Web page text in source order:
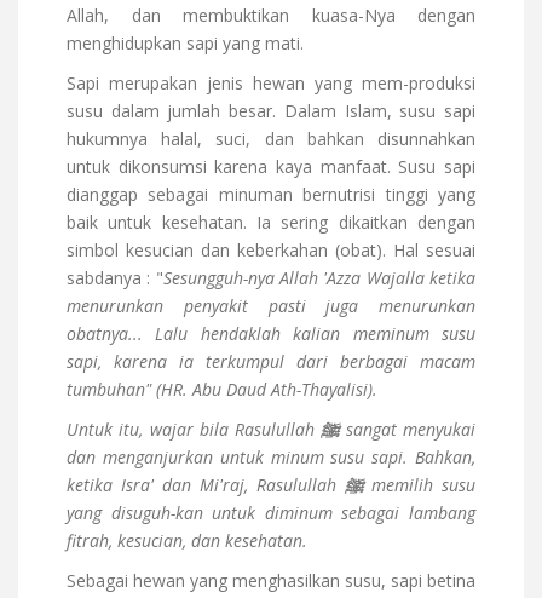
Allah, dan membuktikan kuasa-Nya dengan
menghidupkan sapi yang mati.
Sapi merupakan jenis hewan yang mem-produksi
susu dalam jumlah besar. Dalam Islam, susu sapi
hukumnya halal, suci, dan bahkan disunnahkan
untuk dikonsumsi karena kaya manfaat. Susu sapi
dianggap sebagai minuman bernutrisi tinggi yang
baik untuk kesehatan. Ia sering dikaitkan dengan
simbol kesucian dan keberkahan (obat). Hal sesuai
sabdanya : "Sesungguh-nya Allah 'Azza Wajalla ketika
menurunkan penyakit pasti juga menurunkan
obatnya... Lalu hendaklah kalian meminum susu
sapi, karena ia terkumpul dari berbagai macam
tumbuhan" (HR. Abu Daud Ath-Thayalisi).
Untuk itu, wajar bila Rasulullah ﷺsangat menyukai
dan menganjurkan untuk minum susu sapi. Bahkan,
ketika Isra' dan Mi'raj, Rasulullah ﷺmemilih susu
yang disuguh-kan untuk diminum sebagai lambang
fitrah, kesucian, dan kesehatan.
Sebagai hewan yang menghasilkan susu, sapi betina